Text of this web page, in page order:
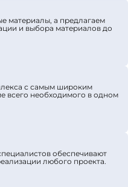
материалы, а предлагаем
и выбора материалов до
с самым широким
всего необходимого в одном
обеспечивают
любого проекта.